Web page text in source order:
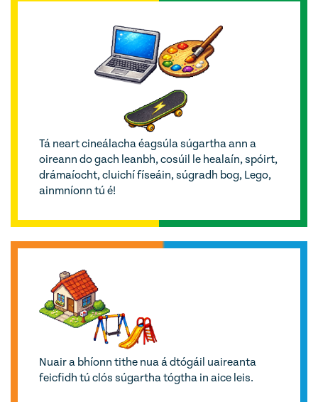
Tá neart cineálacha éagsúla súgartha ann a
oireann do gach leanbh, cosúil le healaín, spóirt,
drámaíocht, cluichí físeáin, súgradh bog, Lego,
ainmníonn tú é!
Nuair a bhíonn tithe nua á dtógáil uaireanta
feicfidh tú clós súgartha tógtha in aice leis.